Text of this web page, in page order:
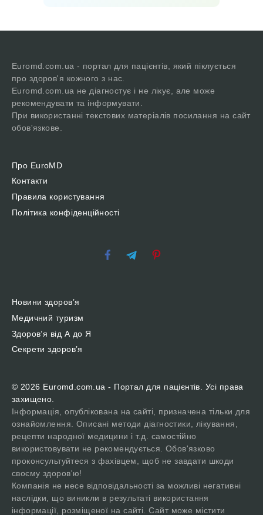
Euromd.com.ua - портал для пацієнтів, який піклується
про здоров'я кожного з нас.
Euromd.com.ua не діагностує і не лікує, але може
рекомендувати та інформувати.
При використанні текстових матеріалів посилання на сайт
обов'язкове.
Про EuroMD
Контакти
Правила користування
Політика конфіденційності
Новини здоров’я
Медичний туризм
Здоров’я від А до Я
Секрети здоров’я
© 2026 Euromd.com.ua - Портал для пацієнтів. Усі права
захищено.
Інформація, опублікована на сайті, призначена тільки для
ознайомлення. Описані методи діагностики, лікування,
рецепти народної медицини і т.д. самостійно
використовувати не рекомендується. Обов'язково
проконсультуйтеся з фахівцем, щоб не завдати шкоди
своєму здоров'ю!
Компанія не несе відповідальності за можливі негативні
наслідки, що виникли в результаті використання
інформації, розміщеної на сайті. Сайт може містити